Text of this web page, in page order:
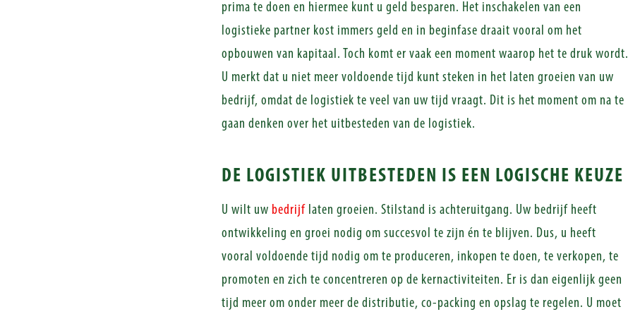
prima te doen en hiermee kunt u geld besparen. Het inschakelen van een
logistieke partner kost immers geld en in beginfase draait vooral om het
opbouwen van kapitaal. Toch komt er vaak een moment waarop het te druk wordt.
U merkt dat u niet meer voldoende tijd kunt steken in het laten groeien van uw
bedrijf, omdat de logistiek te veel van uw tijd vraagt. Dit is het moment om na te
gaan denken over het uitbesteden van de logistiek.
DE LOGISTIEK UITBESTEDEN IS EEN LOGISCHE KEUZE
U wilt uw bedrijf laten groeien. Stilstand is achteruitgang. Uw bedrijf heeft
ontwikkeling en groei nodig om succesvol te zijn én te blijven. Dus, u heeft
vooral voldoende tijd nodig om te produceren, inkopen te doen, te verkopen, te
promoten en zich te concentreren op de kernactiviteiten. Er is dan eigenlijk geen
tijd meer om onder meer de distributie, co-packing en opslag te regelen. U moet